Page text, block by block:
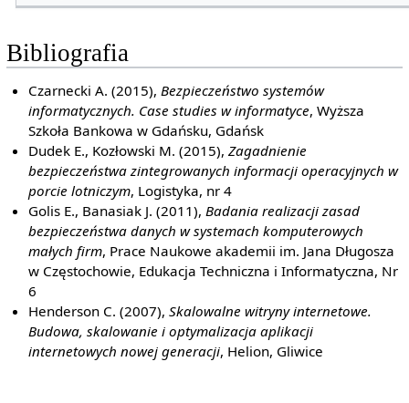
Bibliografia
Czarnecki A. (2015),Bezpieczeństwo systemów
informatycznych. Case studies w informatyce, Wyższa
Szkoła Bankowa w Gdańsku, Gdańsk
Dudek E., Kozłowski M. (2015),Zagadnienie
bezpieczeństwa zintegrowanych informacji operacyjnych w
porcie lotniczym, Logistyka, nr 4
Golis E., Banasiak J. (2011),Badania realizacji zasad
bezpieczeństwa danych w systemach komputerowych
małych firm, Prace Naukowe akademii im. Jana Długosza
w Częstochowie, Edukacja Techniczna i Informatyczna, Nr
6
Henderson C. (2007),Skalowalne witryny internetowe.
Budowa, skalowanie i optymalizacja aplikacji
internetowych nowej generacji, Helion, Gliwice